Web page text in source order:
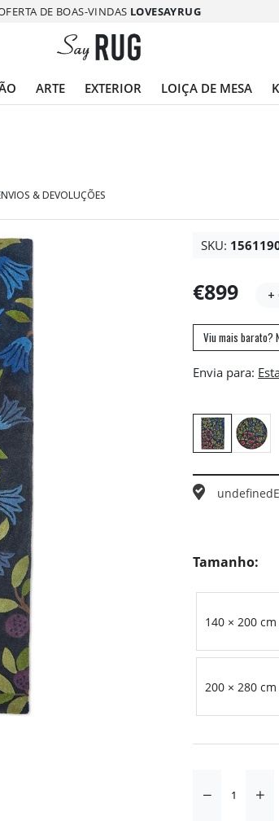
DE BOAS-VINDAS LOVESAYRUG
ARTE EXTERIOR LOIÇA DE MESA
& DEVOLUÇÕES
SKU:
€899 +
Viu mais barato?
Envia para:
undefined
Tamanho:
140 × 200 cm
200 × 280 cm